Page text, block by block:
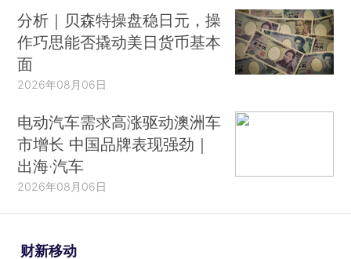
分析｜贝森特操盘稳日元，操
作巧思能否撬动美日货币基本
面
2026年08月06日
电动汽车需求高涨驱动澳洲车
市增长 中国品牌表现强劲｜
出海·汽车
2026年08月06日
财新移动